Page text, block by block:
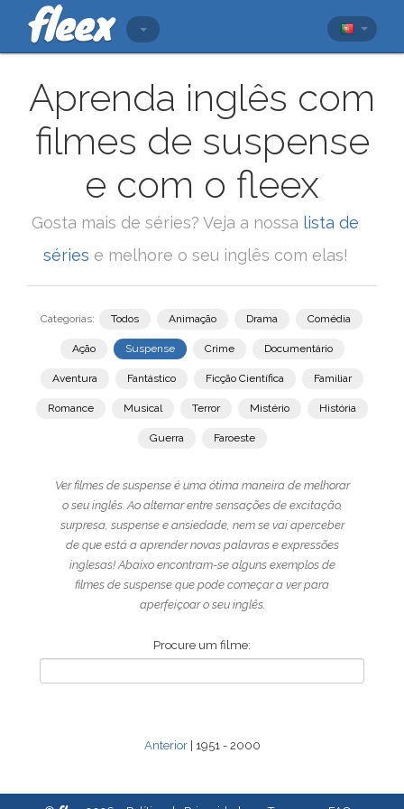
Aprenda inglês com
filmes de suspense
e com o fleex
Gosta mais de séries? Veja a nossa lista de
séries e melhore o seu inglês com elas!
Categorias: Todos Animação Drama Comédia
Ação Suspense Crime Documentário
Aventura Fantástico Ficção Científica Familiar
Romance Musical Terror Mistério História
Guerra Faroeste
Ver filmes de suspense é uma ótima maneira de melhorar
o seu inglês. Ao alternar entre sensações de excitação,
surpresa, suspense e ansiedade, nem se vai aperceber
de que está a aprender novas palavras e expressões
inglesas! Abaixo encontram-se alguns exemplos de
filmes de suspense que pode começar a ver para
aperfeiçoar o seu inglês.
Procure um filme:
Anterior| 1951 - 2000